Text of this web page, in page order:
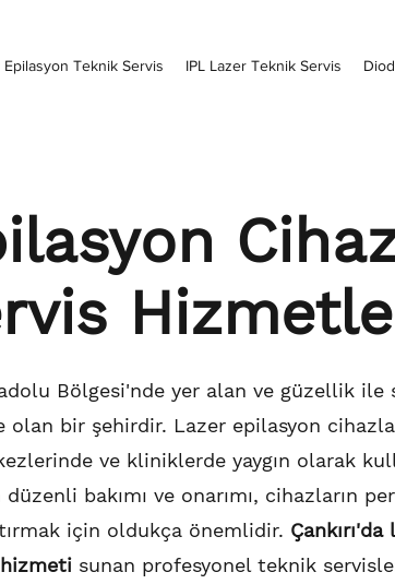
Epilasyon Teknik Servis IPL Lazer Teknik Servis
Bölgesi'nde yer alan ve güzellik ile
olan bir şehirdir. Lazer epilasyon
ve kliniklerde yaygın olarak
bakımı ve onarımı, cihazların
için oldukça önemlidir.
sunan profesyonel teknik